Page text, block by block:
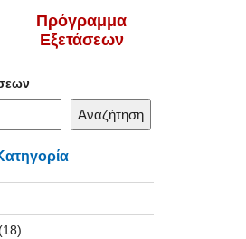
Πρόγραμμα
Εξετάσεων
Αναζήτηση